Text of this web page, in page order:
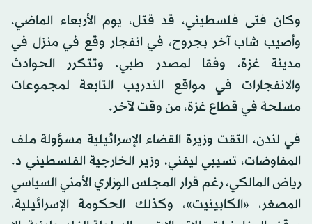
وكان فتى فلسطيني، قد قتل، يوم الأربعاء الماضي،
وأصيب شاب آخر بجروح، في انفجار وقع في منزل في
مدينة غزة، وفقا لمصدر طبي. وتتكرر الحوادث
والانفجارات في مواقع التدريب التابعة لمجموعات
مسلحة في قطاع غزة، من وقت لآخر.
في لندن، التقت وزيرة القضاء الإسرائيلية مسؤولة ملف
المفاوضات، تسيبي ليفني، وزير الخارجية الفلسطيني د.
رياض المالكي، رغم قرار المجلس الوزاري الأمني السياسي
المصغر، «الكابينيت»، وكذلك الحكومة الإسرائيلية،